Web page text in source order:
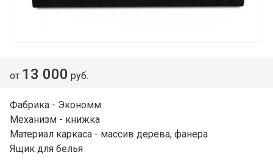
от 13 000 руб.
Фабрика - Экономм
Механизм - книжка
Материал каркаса - массив дерева, фанера
Ящик для белья